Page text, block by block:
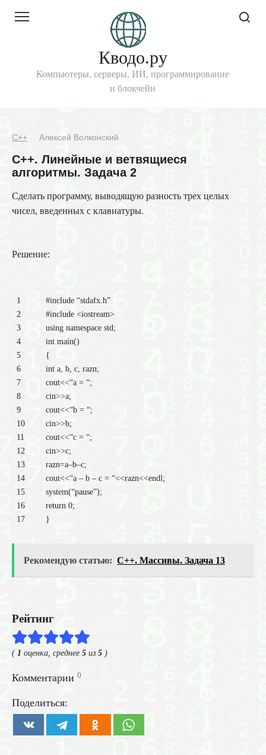
Кводо.ру
Компьютеры, серверы, ИИ, программирование
и блокчейн
C++ Алексей Волконский
C++. Линейные и ветвящиеся
алгоритмы. Задача 2
Сделать программу, выводящую разность трех целых
чисел, введенных с клавиатуры.
Решение:
1
2
3
4
5
6
7
8
9
10
11
12
13
14
15
16
17
#include “stdafx.h”
#include <iostream>
using namespace std;
int main()
{
int a, b, c, razn;
cout<<“a = “;
cin>>a;
cout<<“b = “;
cin>>b;
cout<<“c = “;
cin>>c;
razn=a–b–c;
cout<<“a – b – c = “<<razn<<endl;
system(“pause”);
return 0;
}
Рекомендую статью: C++. Массивы. Задача 13
Рейтинг
(1 оценка, среднее 5 из 5 )
Комментарии 0
Поделиться: